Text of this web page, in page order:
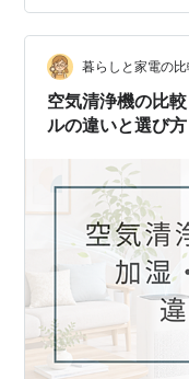
すめです。 結論｜
め？ リビング・花
寝室・個室・価格
暮らしと家電の比
空気清浄機の比
ルの違いと選び方